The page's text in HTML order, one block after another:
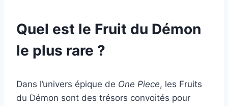
Quel est le Fruit du Démon
le plus rare ?
Dans l’univers épique de One Piece, les Fruits
du Démon sont des trésors convoités pour